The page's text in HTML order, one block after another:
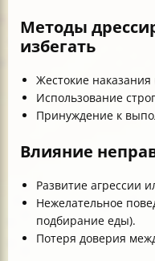
Методы
избегать
Жестокие наказания
Использование
Принуждение к
Влияние
Развитие агрессии
Нежелательное
подбирание еды).
Потеря доверия